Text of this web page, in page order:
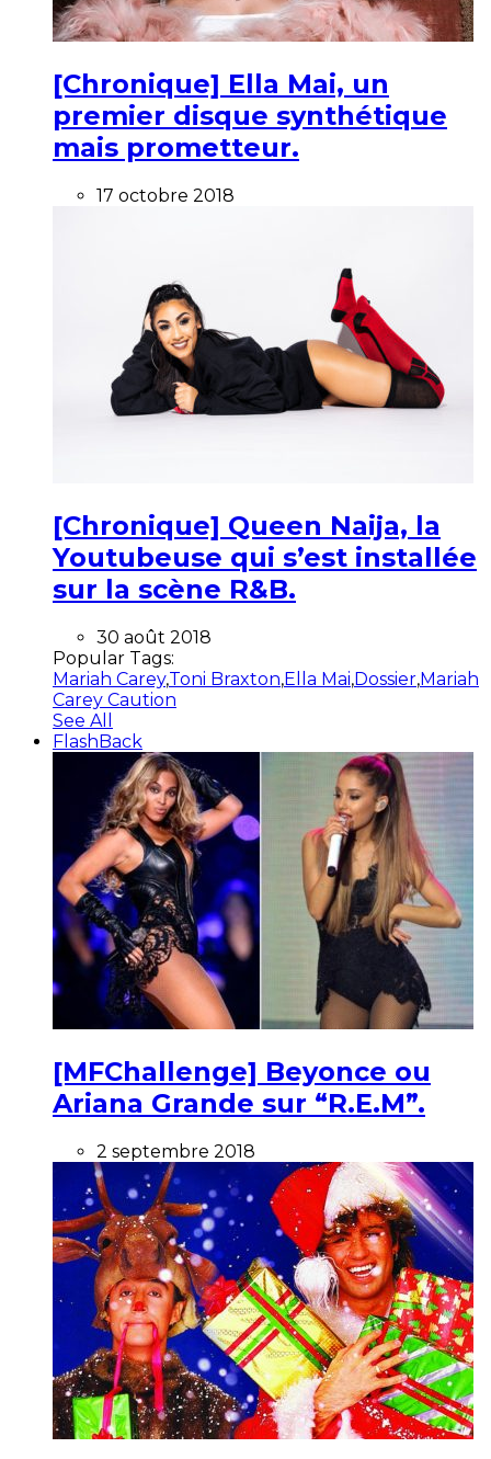
[Chronique] Ella Mai, un
premier disque synthétique
mais prometteur.
17 octobre 2018
[Chronique] Queen Naija, la
Youtubeuse qui s’est installée
sur la scène R&B.
30 août 2018
Popular Tags:
Mariah Carey,Toni Braxton,Ella Mai,Dossier,Mariah
Carey Caution
See All
FlashBack
[MFChallenge] Beyonce ou
Ariana Grande sur “R.E.M”.
2 septembre 2018